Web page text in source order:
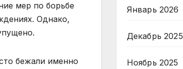
мер по борьбе
Однако,
бежали именно
Январь 2026
Декабрь 2025
Ноябрь 2025